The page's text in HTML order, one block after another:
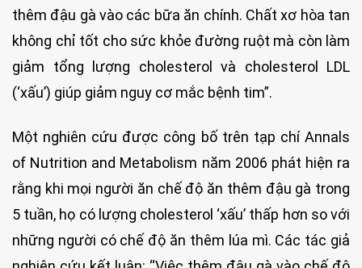
thêm đậu gà vào các bữa ăn chính. Chất xơ hòa tan
không chỉ tốt cho sức khỏe đường ruột mà còn làm
giảm tổng lượng cholesterol và cholesterol LDL
(‘xấu’) giúp giảm nguy cơ mắc bệnh tim”.
Một nghiên cứu được công bố trên tạp chí Annals
of Nutrition and Metabolism năm 2006 phát hiện ra
rằng khi mọi người ăn chế độ ăn thêm đậu gà trong
5 tuần, họ có lượng cholesterol ‘xấu’ thấp hơn so với
những người có chế độ ăn thêm lúa mì. Các tác giả